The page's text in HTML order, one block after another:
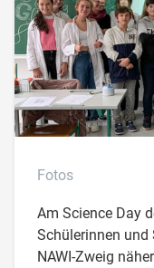
Fotos
Am Science Day
Schülerinnen und
NAWI-Zweig